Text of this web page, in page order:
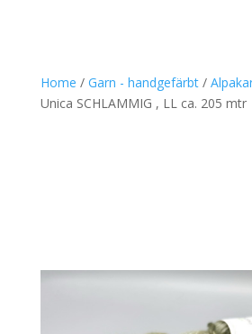
Home / Garn - handgefärbt/
Unica SCHLAMMIG , LL ca. 205 mtr